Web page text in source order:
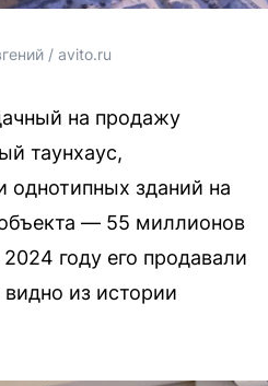
/ avito.ru
на продажу
таунхаус,
зданий на
— 55 миллионов
году его продавали
из истории